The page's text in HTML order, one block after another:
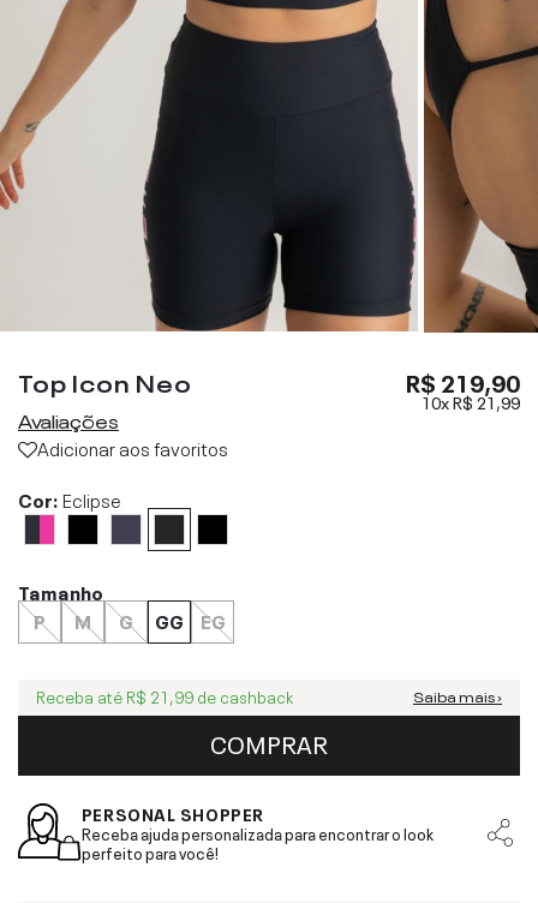
Top Icon Neo
Avaliações
Adicionar aos favoritos
R$ 219,90
10xR$ 21,99
Cor:Eclipse
Tamanho
P
M G GG EG
Receba até R$ 21,99 de cashback Saiba mais ›
COMPRAR
PERSONAL SHOPPER
Receba ajuda personalizada para encontrar o look
perfeito para você!